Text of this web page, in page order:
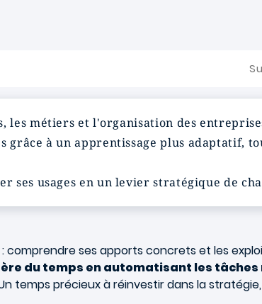
les métiers et l'organisation des
grâce à un apprentissage plus adaptatif,
usages en un levier stratégique de
: comprendre ses apports concrets et les
du temps en automatisant les
temps précieux à réinvestir dans la